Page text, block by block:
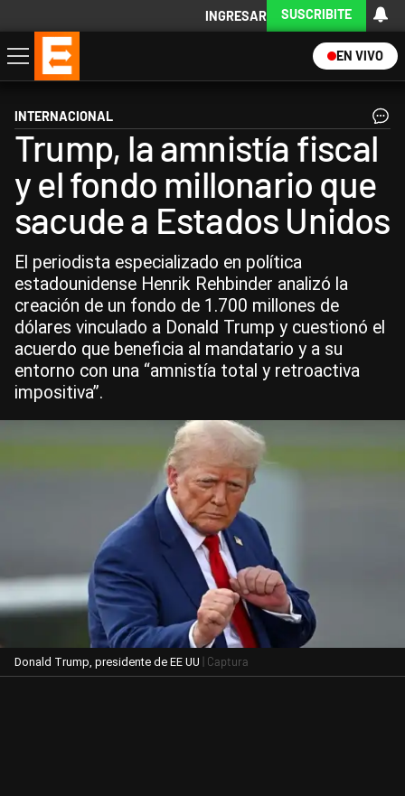
INGRESAR SUSCRIBITE
EN VIVO
Economía
Política
Internacional
Actualidad
Descargá la App
INTERNACIONAL
Trump, la amnistía fiscal
y el fondo millonario que
sacude a Estados Unidos
El periodista especializado en política
estadounidense Henrik Rehbinder analizó la
creación de un fondo de 1.700 millones de
dólares vinculado a Donald Trump y cuestionó el
acuerdo que beneficia al mandatario y a su
entorno con una “amnistía total y retroactiva
impositiva”.
Donald Trump, presidente de EE UU | Captura